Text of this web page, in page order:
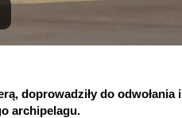
doprowadziły do odwołania i
archipelagu.